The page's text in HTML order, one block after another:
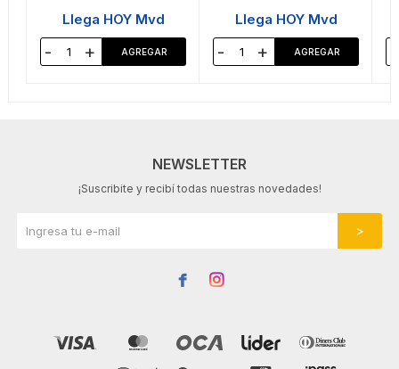
Llega HOY Mvd
- +
Llega HOY Mvd
- +
NEWSLETTER
¡Suscribite y recibí todas nuestras novedades!
 